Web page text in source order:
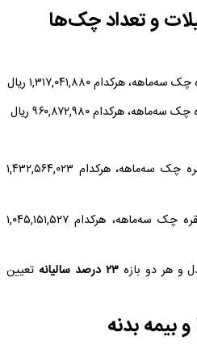
و تعداد چک‌ها
۴ فقره چک سه‌ماهه، هرکدام ۱,۴۳۲,۵۶۴,۰۲۳
۶ فقره چک سه‌ماهه، هرکدام ۱,۰۴۵,۱۵۱,۵۲۷
و هر دو بازه۲۳ درصد سالیانه
تعیین
بیمه بدنه